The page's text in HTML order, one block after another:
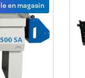
en magasin